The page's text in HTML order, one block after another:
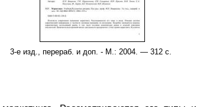
3-е изд., перераб. и доп. - М.: 2004. — 312 с.